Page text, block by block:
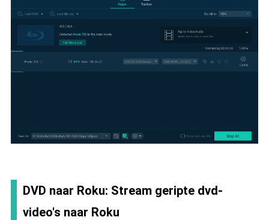
DVD naar Roku: Stream geripte dvd-
video's naar Roku